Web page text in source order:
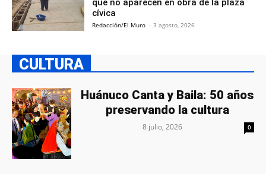
que no aparecen en obra de la plaza
cívica
Redacción/El Muro - 3 agosto, 2026
CULTURA
Huánuco Canta y Baila: 50 años
preservando la cultura
8 julio, 2026 0